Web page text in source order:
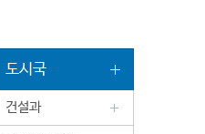
도시국
건설과